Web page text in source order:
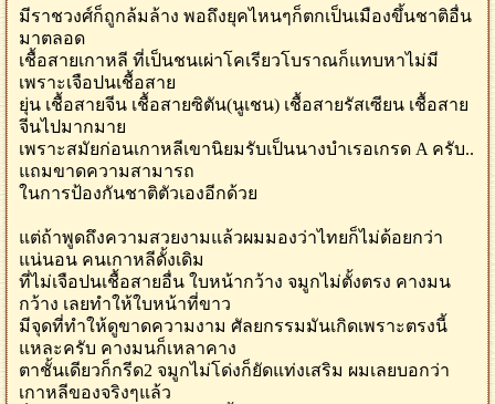
มีราชวงศ์ก็ถูกล้มล้าง พอถึงยุคไหนๆก็ตกเป็นเมืองขึ้นชาติอื่น
มาตลอด
เชื้อสายเกาหลี ที่เป็นชนเผ่าโคเรียวโบราณก็แทบหาไม่มี
เพราะเจือปนเชื้อสาย
ยุ่น เชื้อสายจีน เชื้อสายซิตัน(นูเชน) เชื้อสายรัสเซียน เชื้อสาย
จีนไปมากมาย
เพราะสมัยก่อนเกาหลีเขานิยมรับเป็นนางบำเรอเกรด A ครับ..
แถมขาดความสามารถ
ในการป้องกันชาติตัวเองอีกด้วย
แต่ถ้าพูดถึงความสวยงามแล้วผมมองว่าไทยก็ไม่ด้อยกว่า
แน่นอน คนเกาหลีดั้งเดิม
ที่ไม่เจือปนเชื้อสายอื่น ใบหน้ากว้าง จมูกไม่ตั้งตรง คางมน
กว้าง เลยทำให้ใบหน้าที่ขาว
มีจุดที่ทำให้ดูขาดความงาม ศัลยกรรมมันเกิดเพราะตรงนี้
แหละครับ คางมนก็เหลาคาง
ตาชั้นเดียวก็กรีด2 จมูกไม่โด่งก็ยัดแท่งเสริม ผมเลยบอกว่า
เกาหลีของจริงๆแล้ว